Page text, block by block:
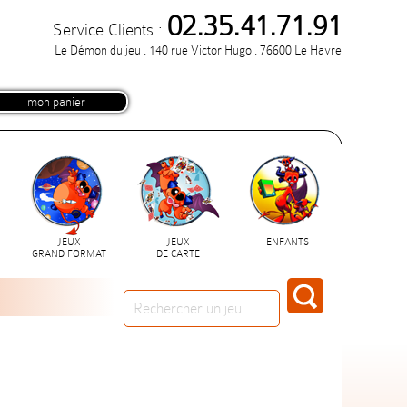
Service Clients : 02.35.41.71.91
Le Démon du jeu . 140 rue Victor Hugo . 76600 Le Havre
mon panier
JEUX
GRAND FORMAT
JEUX
DE CARTE
ENFANTS